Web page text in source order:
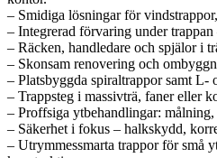
– Smidiga lösningar för
– Integrerad förvaring under
– Räcken, handledare och spjälor i
– Skonsam renovering och
– Platsbyggda spiraltrappor samt L-
– Trappsteg i massivträ, faner eller
– Proffsiga ytbehandlingar:
– Säkerhet i fokus – halkskydd,
– Utrymmessmarta trappor för små